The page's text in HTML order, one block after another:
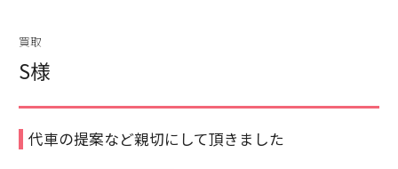
買取
S様
代車の提案など親切にして頂きました